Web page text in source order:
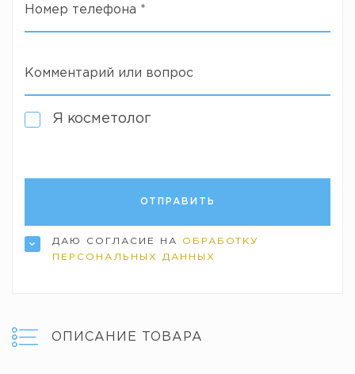
Номер телефона *
Комментарий или вопрос
Я косметолог
ДАЮ СОГЛАСИЕ НА ОБРАБОТКУ
ПЕРСОНАЛЬНЫХ ДАННЫХ
ОПИСАНИЕ ТОВАРА